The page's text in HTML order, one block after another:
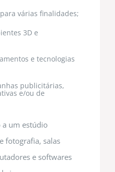
várias finalidades;
3D e
e tecnologias
publicitárias,
e/ou de
a um estúdio
fotografia, salas
e softwares